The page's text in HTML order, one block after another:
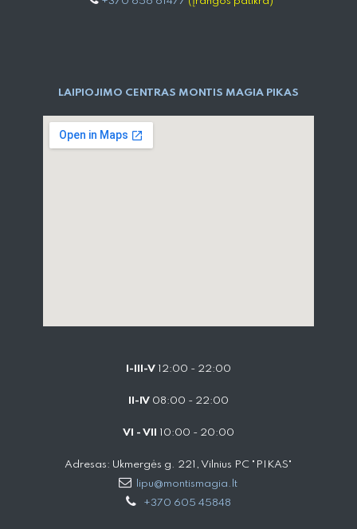
LAIPIOJIMO CENTRAS MONTIS MAGIA PIKAS
I-III-V 12:00 - 22:00
II-IV 08:00 - 22:00
VI - VII 10:00 - 20:00
Adresas: Ukmergės g. 221, Vilnius PC "PIKAS"
lipu@montismagia.lt
+370 605 45848